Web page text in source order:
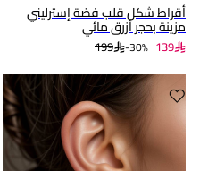
أقراط شكل قلب فضة إسترليني
مزينة بحجر أزرق مائي
199 30%- 139